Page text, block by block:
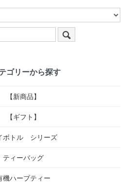
ゴリーから探す
【新商品】
【ギフト】
ボトル シリーズ
ティーバッグ
機ハーブティー